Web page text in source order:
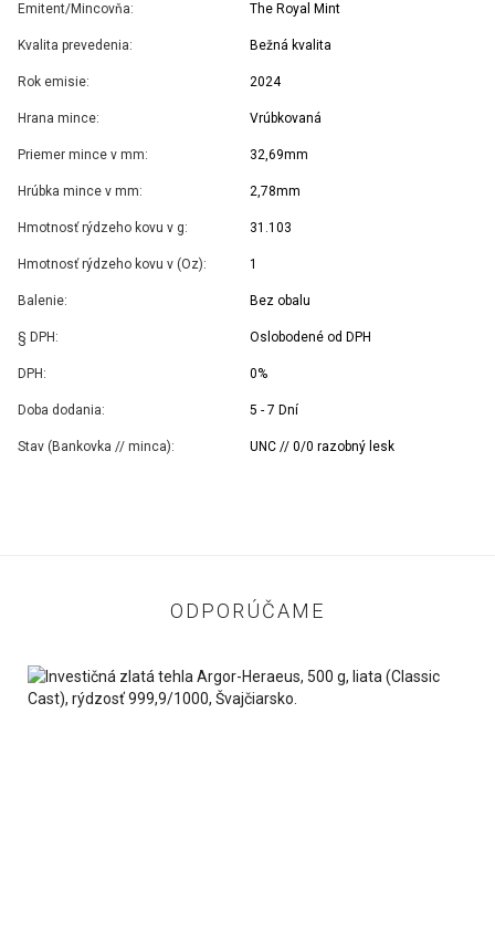
Emitent/Mincovňa: The Royal Mint
Kvalita prevedenia: Bežná kvalita
Rok emisie: 2024
Hrana mince: Vrúbkovaná
Priemer mince v mm: 32,69mm
Hrúbka mince v mm: 2,78mm
Hmotnosť rýdzeho kovu v g: 31.103
Hmotnosť rýdzeho kovu v (Oz): 1
Balenie: Bez obalu
§ DPH: Oslobodené od DPH
DPH: 0%
Doba dodania: 5 - 7 Dní
Stav (Bankovka // minca): UNC // 0/0 razobný lesk
ODPORÚČAME